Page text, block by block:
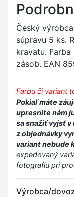
Český
súpravu 5 ks.
kravatu.
zásob. EAN
Farbu či variant
Pokiaľ máte
upresnite nám
sa snažiť vyjsť
z objednávky
variant nebude
expedovaný
fotografiu pri
Výrobca/